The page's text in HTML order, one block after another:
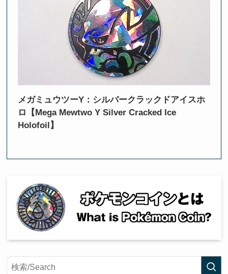
メガミュウツーY：シルバークラックドアイスホ
ロ【Mega Mewtwo Y Silver Cracked Ice
Holofoil】